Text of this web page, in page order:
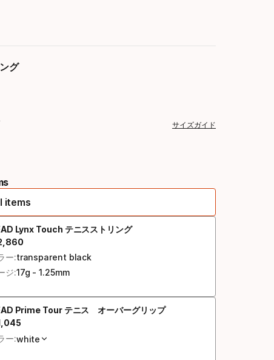
グ
サイズガイド
items
Lynx Touch テニスストリング
860
価格
ー:transparent black
ジ:17g - 1.25mm
Prime Tour テニス オーバーグリップ
045
価格
ー:white